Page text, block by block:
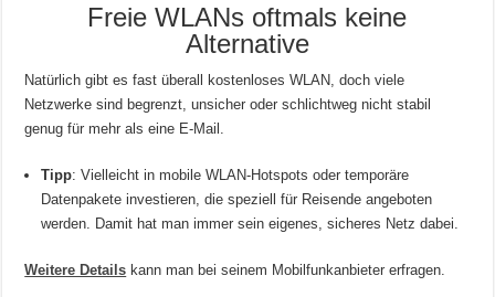
Freie WLANs oftmals keine
Alternative
Natürlich gibt es fast überall kostenloses WLAN, doch viele
Netzwerke sind begrenzt, unsicher oder schlichtweg nicht stabil
genug für mehr als eine E-Mail.
Tipp: Vielleicht in mobile WLAN-Hotspots oder temporäre
Datenpakete investieren, die speziell für Reisende angeboten
werden. Damit hat man immer sein eigenes, sicheres Netz dabei.
Weitere Details kann man bei seinem Mobilfunkanbieter erfragen.